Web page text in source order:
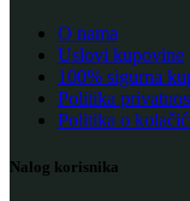
O nama
Uslovi kupovine
100% sigurna
Politika
Politika o
Nalog korisnika